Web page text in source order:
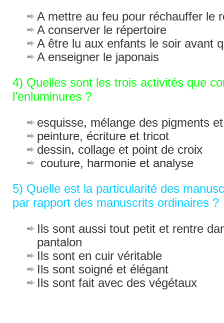
A mettre au feu pour réchauffer le
A conserver le répertoire
A être lu aux enfants le soir avant
A enseigner le japonais
4) Quelles sont les trois activités que
l’enluminures ?
esquisse, mélange des pigments
peinture, écriture et tricot
dessin, collage et point de croix
couture, harmonie et analyse
5) Quelle est la particularité des
par rapport des manuscrits ordinaires ?
Ils sont aussi tout petit et rentre
pantalon
Ils sont en cuir véritable
Ils sont soigné et élégant
Ils sont fait avec des végétaux